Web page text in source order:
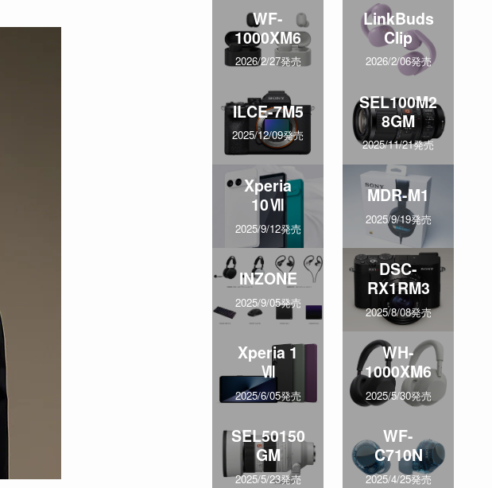
WF-
1000XM6
2026/2/27発売
LinkBuds
Clip
2026/2/06発売
ILCE-7M5
2025/12/09発売
SEL100M2
8GM
2025/11/21発売
Xperia
10Ⅶ
2025/9/12発売
MDR-M1
2025/9/19発売
INZONE
2025/9/05発売
DSC-
RX1RM3
2025/8/08発売
Xperia 1
Ⅶ
2025/6/05発売
WH-
1000XM6
2025/5/30発売
SEL50150
GM
2025/5/23発売
WF-
C710N
2025/4/25発売